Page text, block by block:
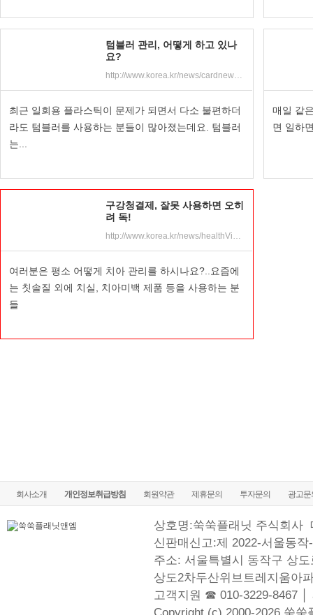
텀블러 관리, 어떻게 하고 있나
요?
http://www.korea.kr/news/cardnewsView.do?newsId=148859091&pWise=sub&pWiseSub=B5
최근 일회용 플라스틱이 문제가 되면서 다소 불편하더
라도 텀블러를 사용하는 분들이 많아졌는데요. 텀블러
는...
매일 같
면 일하
구강청결제, 잘못 사용하면 오히
려 독!
http://www.korea.kr/news/healthView.do?newsId=148858861&pWise=sub&pWiseSub=B12
여러분은 평소 어떻게 치아 관리를 하시나요?..요즘에
는 칫솔질 외에 치실, 치아미백 제품 등을 사용하는 분
들
회사소개 개인정보취급방침 회원약관 제휴문의 투자문의 광고문
상호명:쑥쑥플래닛 주식회사
신판매신고:제 2022-서울동작
주소: 서울특별시 동작구 상
상도2차두산위브트레지움아
고객지원 ☎ 010-3229-8467 │
Copyright (c) 2000-2026 쑥